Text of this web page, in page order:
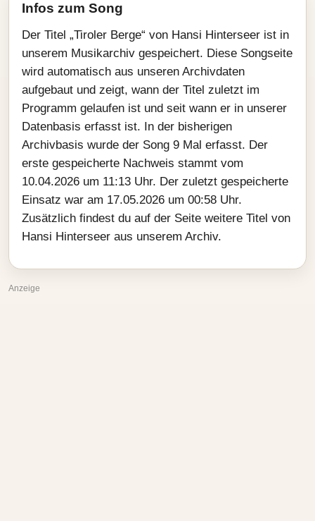
Infos zum Song
Der Titel „Tiroler Berge“ von Hansi Hinterseer ist in
unserem Musikarchiv gespeichert. Diese Songseite
wird automatisch aus unseren Archivdaten
aufgebaut und zeigt, wann der Titel zuletzt im
Programm gelaufen ist und seit wann er in unserer
Datenbasis erfasst ist. In der bisherigen
Archivbasis wurde der Song 9 Mal erfasst. Der
erste gespeicherte Nachweis stammt vom
10.04.2026 um 11:13 Uhr. Der zuletzt gespeicherte
Einsatz war am 17.05.2026 um 00:58 Uhr.
Zusätzlich findest du auf der Seite weitere Titel von
Hansi Hinterseer aus unserem Archiv.
Anzeige